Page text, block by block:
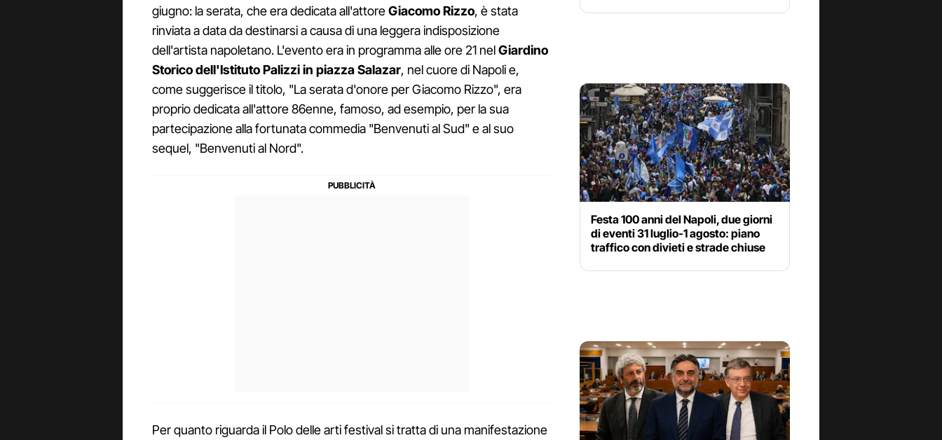
giugno: la serata, che era dedicata all'attoreGiacomo Rizzo, è stata
rinviata a data da destinarsi a causa di una leggera indisposizione
dell'artista napoletano. L'evento era in programma alle ore 21 nelGiardino
Storico dell'Istituto Palizzi in piazza Salazar, nel cuore di Napoli e,
come suggerisce il titolo, "La serata d'onore per Giacomo Rizzo", era
proprio dedicata all'attore 86enne, famoso, ad esempio, per la sua
partecipazione alla fortunata commedia "Benvenuti al Sud" e al suo
sequel, "Benvenuti al Nord".
Per quanto riguarda il Polo delle arti festival si tratta di una manifestazione
Festa 100 anni del Napoli, due giorni
di eventi 31 luglio-1 agosto: piano
traffico con divieti e strade chiuse